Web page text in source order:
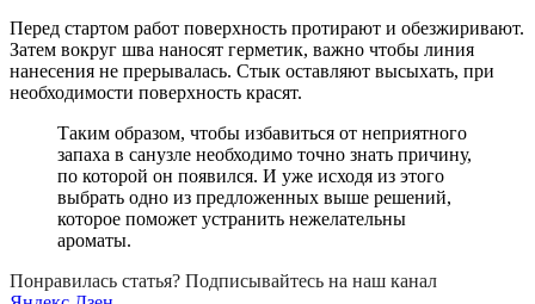
Перед стартом работ поверхность протирают и обезжиривают.
Затем вокруг шва наносят герметик, важно чтобы линия
нанесения не прерывалась. Стык оставляют высыхать, при
необходимости поверхность красят.
Таким образом, чтобы избавиться от неприятного
запаха в санузле необходимо точно знать причину,
по которой он появился. И уже исходя из этого
выбрать одно из предложенных выше решений,
которое поможет устранить нежелательны
ароматы.
Понравилась статья? Подписывайтесь на наш канал